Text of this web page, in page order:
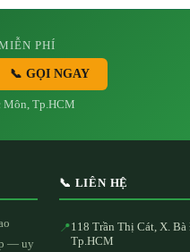
PHÍ
📞 GỌI NGAY
Môn, Tp.HCM
— uy
📞 LIÊN HỆ
📍118 Trần Thị Cát, X.
Tp.HCM